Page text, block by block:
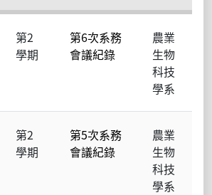
第2
學期
第6次系務
會議紀錄
農業
生物
科技
學系
第2
學期
第5次系務
會議紀錄
農業
生物
科技
學系